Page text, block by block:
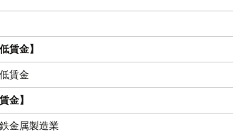
賃金】
賃金
金】
金属製造業